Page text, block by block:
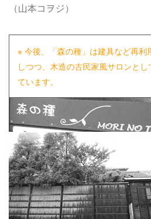
（山本コヲジ）
※ 今後、「森の種」は建具など再利
しつつ、木造の古民家風サロンと
ています。